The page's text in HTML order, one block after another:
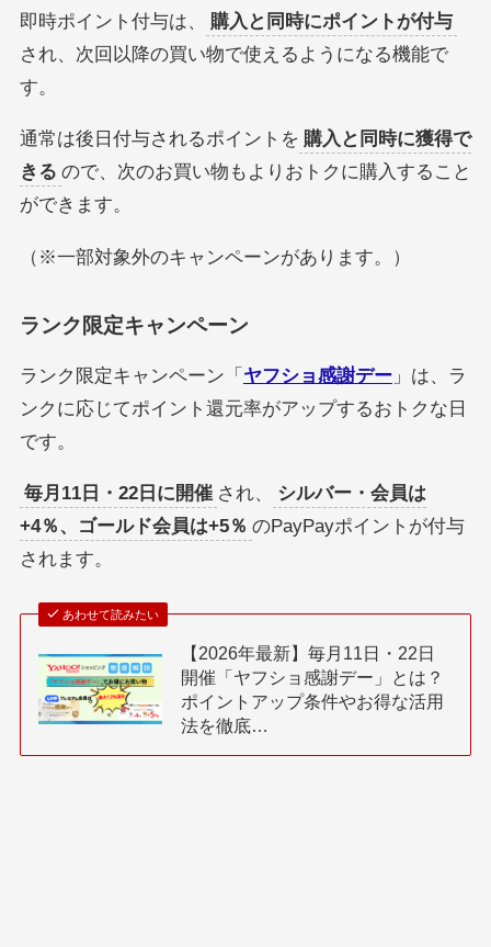
即時ポイント付与は、
購入と同時にポイントが付与
され、次回以降の買い物で使えるようになる機能で
す。
通常は後日付与されるポイントを 購入と同時に獲得で
きる ので、次のお買い物もよりおトクに購入すること
ができます。
（※一部対象外のキャンペーンがあります。）
ランク限定キャンペーン
ランク限定キャンペーン「 ヤフショ感謝デー」は、ラ
ンクに応じてポイント還元率がアップするおトクな日
です。
毎月11日・22日に開催 され、
シルバー・会員は
+4％、ゴールド会員は+5％ のPayPayポイントが付与
されます。
あわせて読みたい
【2026年最新】毎月11日・22日
開催「ヤフショ感謝デー」とは？
ポイントアップ条件やお得な活用
法を徹底…